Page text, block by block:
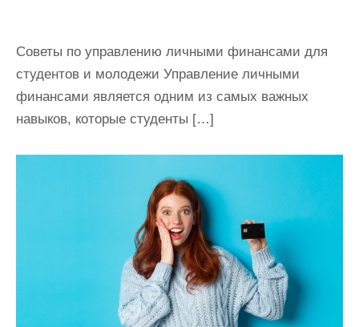
Советы по управлению личными финансами для
студентов и молодежи Управление личными
финансами является одним из самых важных
навыков, которые студенты […]